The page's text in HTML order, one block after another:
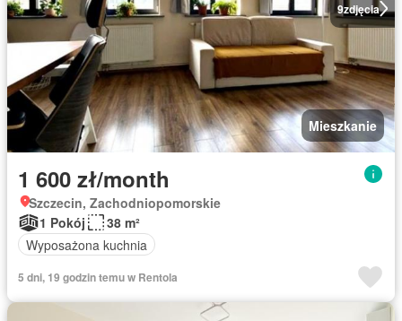
9zdjęcia
Mieszkanie
1 600 zł/month
Szczecin, Zachodniopomorskie
1 Pokój
38 m²
Wyposażona kuchnia
5 dni, 19 godzin temu w Rentola